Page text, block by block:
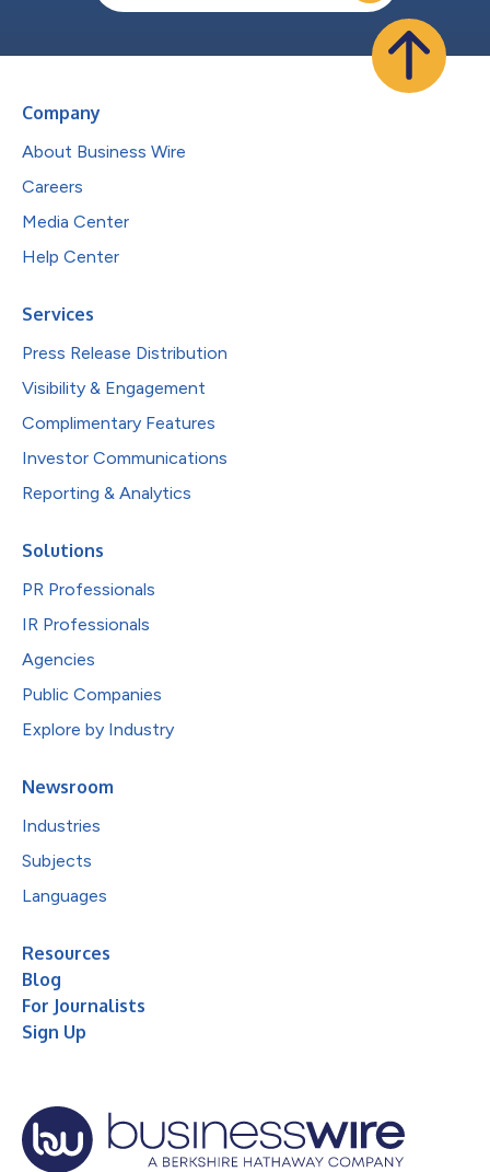
Company
About Business Wire
Careers
Media Center
Help Center
Services
Press Release Distribution
Visibility & Engagement
Complimentary Features
Investor Communications
Reporting & Analytics
Solutions
PR Professionals
IR Professionals
Agencies
Public Companies
Explore by Industry
Newsroom
Industries
Subjects
Languages
Resources
Blog
For Journalists
Sign Up